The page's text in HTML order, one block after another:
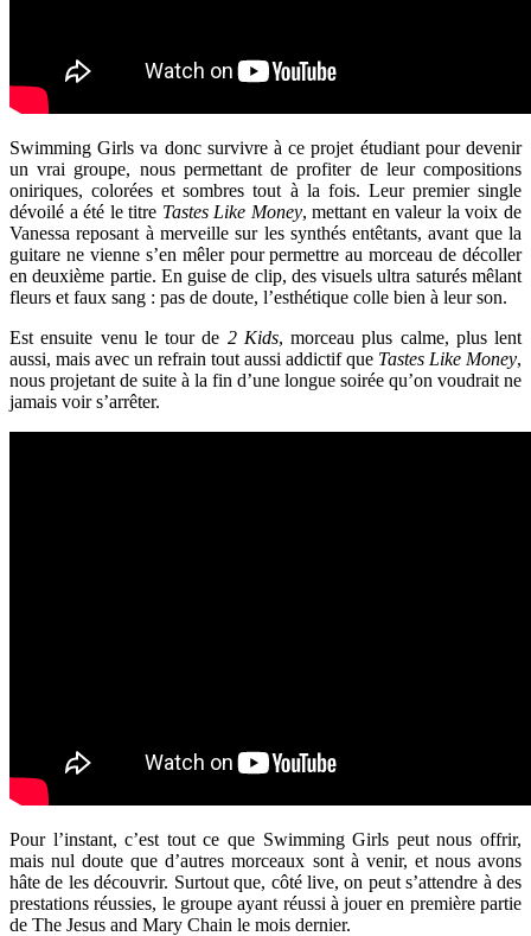
Swimming Girls va donc survivre à ce projet étudiant pour devenir
un vrai groupe, nous permettant de profiter de leur compositions
oniriques, colorées et sombres tout à la fois. Leur premier single
dévoilé a été le titre Tastes Like Money, mettant en valeur la voix de
Vanessa reposant à merveille sur les synthés entêtants, avant que la
guitare ne vienne s’en mêler pour permettre au morceau de décoller
en deuxième partie. En guise de clip, des visuels ultra saturés mêlant
fleurs et faux sang : pas de doute, l’esthétique colle bien à leur son.
Est ensuite venu le tour de 2 Kids, morceau plus calme, plus lent
aussi, mais avec un refrain tout aussi addictif que Tastes Like Money,
nous projetant de suite à la fin d’une longue soirée qu’on voudrait ne
jamais voir s’arrêter.
Pour l’instant, c’est tout ce que Swimming Girls peut nous offrir,
mais nul doute que d’autres morceaux sont à venir, et nous avons
hâte de les découvrir. Surtout que, côté live, on peut s’attendre à des
prestations réussies, le groupe ayant réussi à jouer en première partie
de The Jesus and Mary Chain le mois dernier.